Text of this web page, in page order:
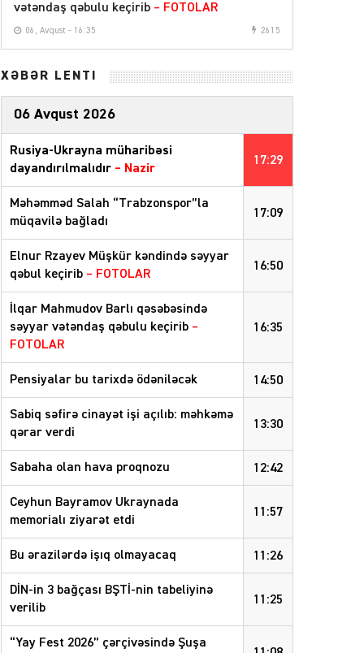
vətəndaş qəbulu keçirib – FOTOLAR
06, Avqust - 16:35 2615
XƏBƏR LENTİ
06 Avqust 2026
17:29
Rusiya-Ukrayna müharibəsi
dayandırılmalıdır – Nazir
17:09
Məhəmməd Salah “Trabzonspor”la
müqavilə bağladı
16:50
Elnur Rzayev Müşkür kəndində səyyar
qəbul keçirib – FOTOLAR
16:35
İlqar Mahmudov Barlı qəsəbəsində
səyyar vətəndaş qəbulu keçirib –
FOTOLAR
14:50
Pensiyalar bu tarixdə ödəniləcək
13:30
Sabiq səfirə cinayət işi açılıb: məhkəmə
qərar verdi
12:42
Sabaha olan hava proqnozu
11:57
Ceyhun Bayramov Ukraynada
memorialı ziyarət etdi
11:26
Bu ərazilərdə işıq olmayacaq
11:25
DİN-in 3 bağçası BŞTİ-nin tabeliyinə
verilib
“Yay Fest 2026” çərçivəsində Şuşa